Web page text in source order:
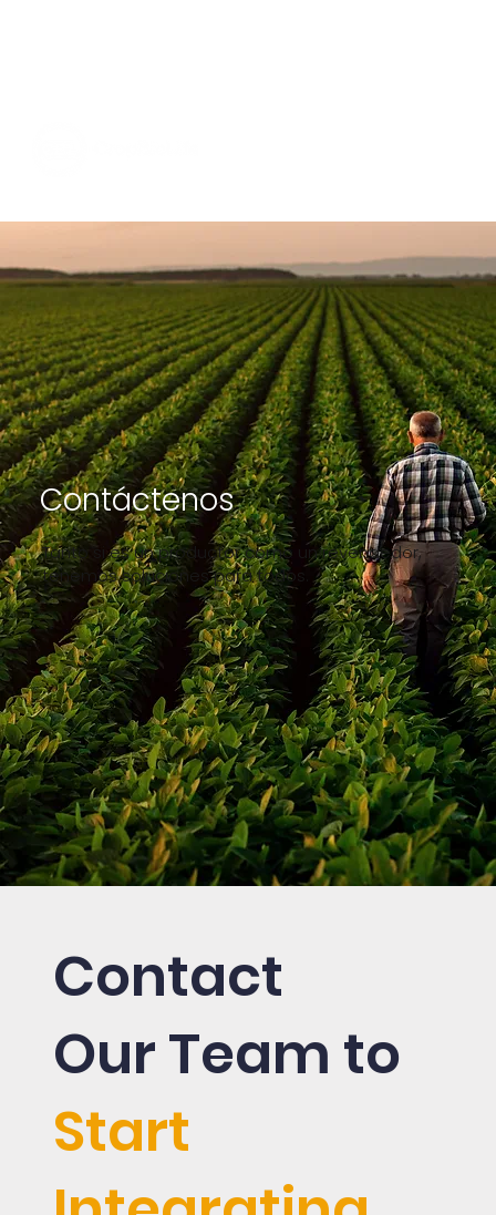
Contáctenos
Tanto si es un productor como un revendedor,
tenemos soluciones para todos.
Contact
Our Team to
Start